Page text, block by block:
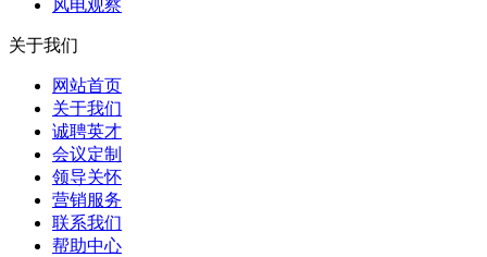
风电观察
关于我们
网站首页
关于我们
诚聘英才
会议定制
领导关怀
营销服务
联系我们
帮助中心